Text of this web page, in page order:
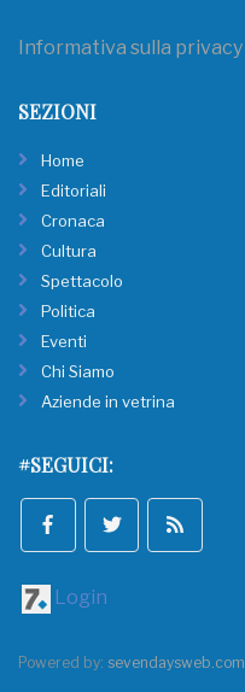
Informativa sulla privacy
SEZIONI
Home
Editoriali
Cronaca
Cultura
Spettacolo
Politica
Eventi
Chi Siamo
Aziende in vetrina
#SEGUICI:
Login
Powered by: sevendaysweb.com